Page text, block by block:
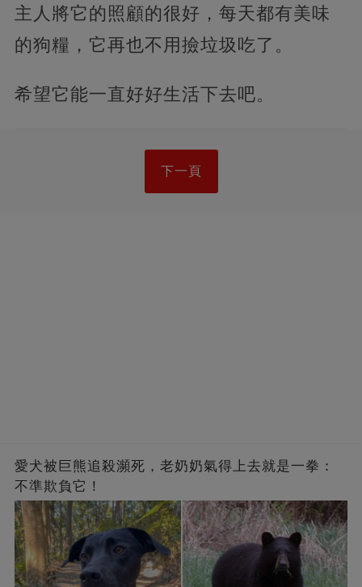
主人將它的照顧的很好，每天都有美味
的狗糧，它再也不用撿垃圾吃了。
希望它能一直好好生活下去吧。
下一頁
愛犬被巨熊追殺瀕死，老奶奶氣得上去就是一拳：
不準欺負它！